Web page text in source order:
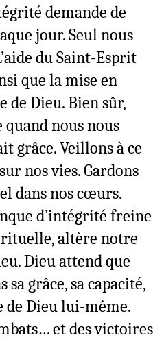
demande de
jour. Seul nous
du Saint-Esprit
que la mise en
de Dieu. Bien sûr,
nous nous
grâce. Veillons à ce
nos vies. Gardons
dans nos cœurs.
d’intégrité freine
altère notre
Dieu attend que
grâce, sa capacité,
de Dieu lui-même.
et des victoires